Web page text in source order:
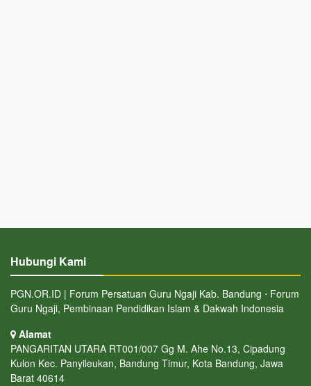
Hubungi Kami
PGN.OR.ID | Forum Persatuan Guru Ngaji Kab. Bandung ⋅ Forum
Guru Ngaji, Pembinaan Pendidikan Islam & Dakwah Indonesia
Alamat
PANGARITAN UTARA RT001/007 Gg M. Ahe No.13, Cipadung
Kulon Kec. Panyileukan, Bandung Timur, Kota Bandung, Jawa
Barat 40614